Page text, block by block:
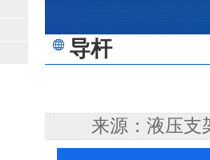
导杆
来源：液压支